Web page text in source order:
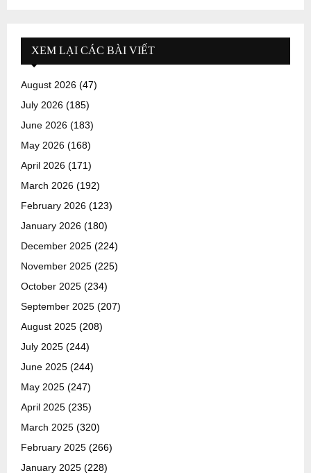
XEM LẠI CÁC BÀI VIẾT
August 2026 (47)
July 2026 (185)
June 2026 (183)
May 2026 (168)
April 2026 (171)
March 2026 (192)
February 2026 (123)
January 2026 (180)
December 2025 (224)
November 2025 (225)
October 2025 (234)
September 2025 (207)
August 2025 (208)
July 2025 (244)
June 2025 (244)
May 2025 (247)
April 2025 (235)
March 2025 (320)
February 2025 (266)
January 2025 (228)